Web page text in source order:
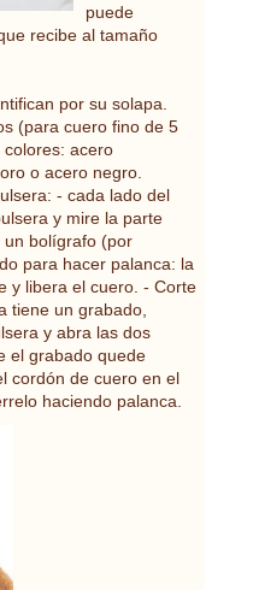
puede
recibe al tamaño
por su solapa.
(para cuero fino de 5
acero
o acero negro.
- cada lado del
y mire la parte
un bolígrafo (por
para hacer palanca: la
y libera el cuero. - Corte
tiene un grabado,
y abra las dos
el grabado quede
cordón de cuero en el
haciendo palanca.